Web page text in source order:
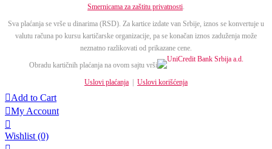
Smernicama za zaštitu privatnosti.
Sva plaćanja se vrše u dinarima (RSD). Za kartice izdate van Srbije, iznos se konvertuje u
valutu računa po kursu kartičarske organizacije, pa se konačan iznos zaduženja može
neznatno razlikovati od prikazane cene.
Obradu kartičnih plaćanja na ovom sajtu vrši
Uslovi plaćanja
Uslovi korišćenja
Add to Cart
My Account

Wishlist (0)